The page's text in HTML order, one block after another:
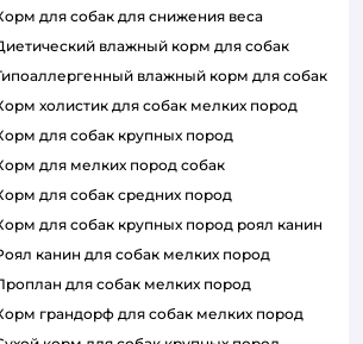
корм для собак для снижения веса
диетический влажный корм для собак
гипоаллергенный влажный корм для собак
корм холистик для собак мелких пород
корм для собак крупных пород
корм для мелких пород собак
корм для собак средних пород
корм для собак крупных пород роял канин
роял канин для собак мелких пород
проплан для собак мелких пород
корм грандорф для собак мелких пород